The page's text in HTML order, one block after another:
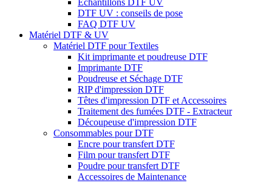
Echantillons DTF UV
DTF UV : conseils de pose
FAQ DTF UV
Matériel DTF & UV
Matériel DTF pour Textiles
Kit imprimante et poudreuse DTF
Imprimante DTF
Poudreuse et Séchage DTF
RIP d'impression DTF
Têtes d'impression DTF et Accessoires
Traitement des fumées DTF - Extracteur
Découpeuse d'impression DTF
Consommables pour DTF
Encre pour transfert DTF
Film pour transfert DTF
Poudre pour transfert DTF
Accessoires de Maintenance